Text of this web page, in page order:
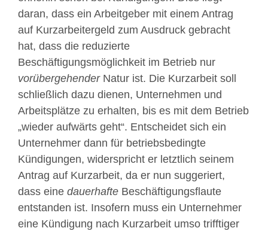
daran, dass ein Arbeitgeber mit einem Antrag
auf Kurzarbeitergeld zum Ausdruck gebracht
hat, dass die reduzierte
Beschäftigungsmöglichkeit im Betrieb nur
vorübergehenderNatur ist. Die Kurzarbeit soll
schließlich dazu dienen, Unternehmen und
Arbeitsplätze zu erhalten, bis es mit dem Betrieb
„wieder aufwärts geht“. Entscheidet sich ein
Unternehmer dann für betriebsbedingte
Kündigungen, widerspricht er letztlich seinem
Antrag auf Kurzarbeit, da er nun suggeriert,
dass eine dauerhafte Beschäftigungsflaute
entstanden ist. Insofern muss ein Unternehmer
eine Kündigung nach Kurzarbeit umso trifftiger